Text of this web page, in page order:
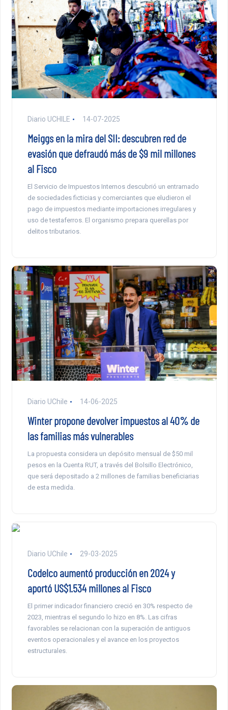
Diario UCHILE 14-07-2025
Meiggs en la mira del SII: descubren red de
evasión que defraudó más de $9 mil millones
al Fisco
El Servicio de Impuestos Internos descubrió un entramado
de sociedades ficticias y comerciantes que eludieron el
pago de impuestos mediante importaciones irregulares y
uso de testaferros. El organismo prepara querellas por
delitos tributarios.
Diario UChile 14-06-2025
Winter propone devolver impuestos al 40% de
las familias más vulnerables
La propuesta considera un depósito mensual de $50 mil
pesos en la Cuenta RUT, a través del Bolsillo Electrónico,
que será depositado a 2 millones de familias beneficiarias
de esta medida.
Diario UChile 29-03-2025
Codelco aumentó producción en 2024 y
aportó US$1.534 millones al Fisco
El primer indicador financiero creció en 30% respecto de
2023, mientras el segundo lo hizo en 8%. Las cifras
favorables se relacionan con la superación de antiguos
eventos operacionales y el avance en los proyectos
estructurales.